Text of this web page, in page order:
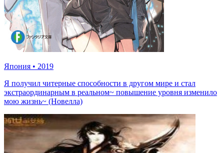
Япония • 2019
Я получил читерные способности в другом мире и стал
экстраординарным в реальном~ повышение уровня изменило
мою жизнь~ (Новелла)